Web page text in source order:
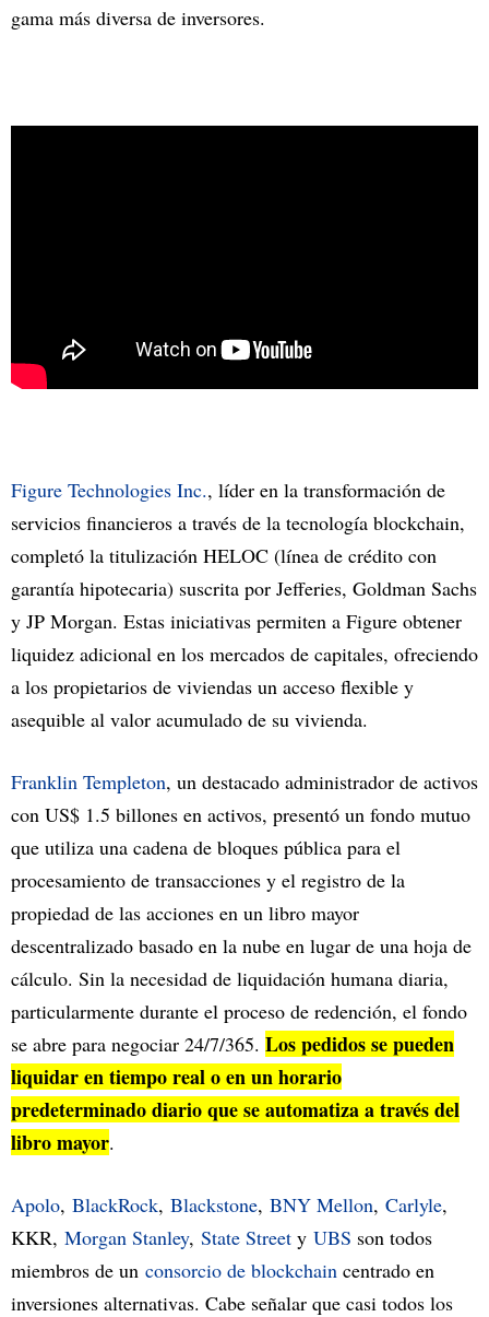
gama más diversa de inversores.
Figure Technologies Inc., líder en la transformación de
servicios financieros a través de la tecnología blockchain,
completó la titulización HELOC (línea de crédito con
garantía hipotecaria) suscrita por Jefferies, Goldman Sachs
y JP Morgan. Estas iniciativas permiten a Figure obtener
liquidez adicional en los mercados de capitales, ofreciendo
a los propietarios de viviendas un acceso flexible y
asequible al valor acumulado de su vivienda.
Franklin Templeton, un destacado administrador de activos
con US$ 1.5 billones en activos, presentó un fondo mutuo
que utiliza una cadena de bloques pública para el
procesamiento de transacciones y el registro de la
propiedad de las acciones en un libro mayor
descentralizado basado en la nube en lugar de una hoja de
cálculo. Sin la necesidad de liquidación humana diaria,
particularmente durante el proceso de redención, el fondo
se abre para negociar 24/7/365. Los pedidos se pueden
liquidar en tiempo real o en un horario
predeterminado diario que se automatiza a través del
libro mayor.
Apolo, BlackRock, Blackstone, BNY Mellon, Carlyle,
KKR, Morgan Stanley, State Street y UBS son todos
miembros de un consorcio de blockchain centrado en
inversiones alternativas. Cabe señalar que casi todos los